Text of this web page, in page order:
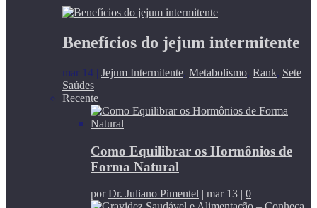
Benefícios do jejum intermitente
mar 14 | Jejum Intermitente, Metabolismo, Rank, Sete
Saúdes |
Recente
Como Equilibrar os Hormônios de
Forma Natural
porDr. Juliano Pimentel | mar 13 | 0